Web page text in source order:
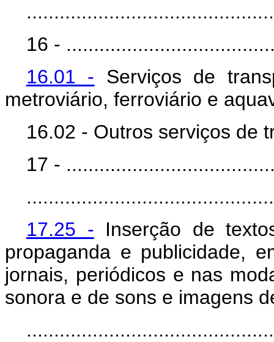
16 -
16.01 - Serviços de
metroviário, ferroviário e
16.02 - Outros serviços de
17 -
17.25 - Inserção de
propaganda e publicidade,
jornais, periódicos e nas
sonora e de sons e imagens